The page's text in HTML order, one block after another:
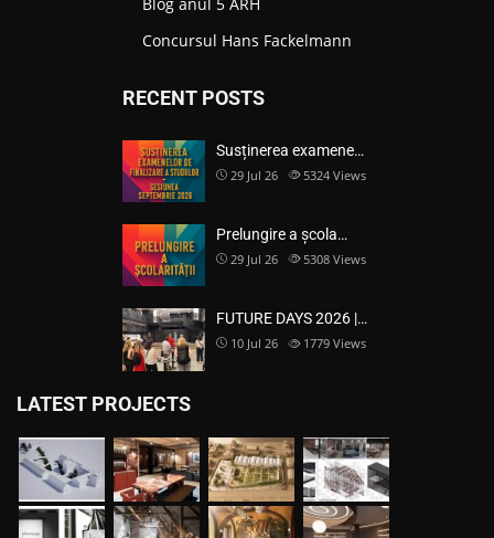
Concursul Hans Fackelmann
RECENT POSTS
Susținerea examene…
29 Jul 26 5324 Views
Prelungire a școla…
29 Jul 26 5308 Views
FUTURE DAYS 2026 |…
10 Jul 26 1779 Views
LATEST PROJECTS